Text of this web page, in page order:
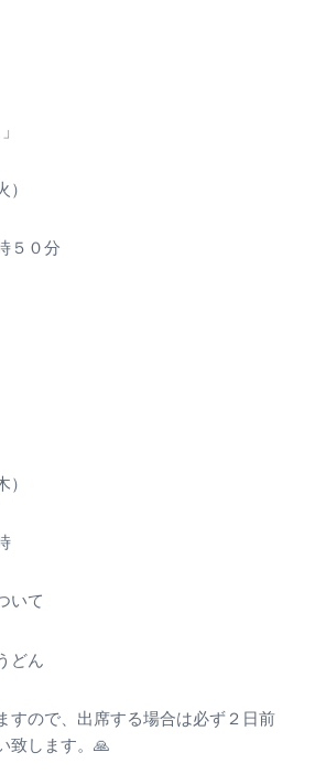
５０分
いて
どん
すので、出席する場合は必ず２日前
致します。🙏